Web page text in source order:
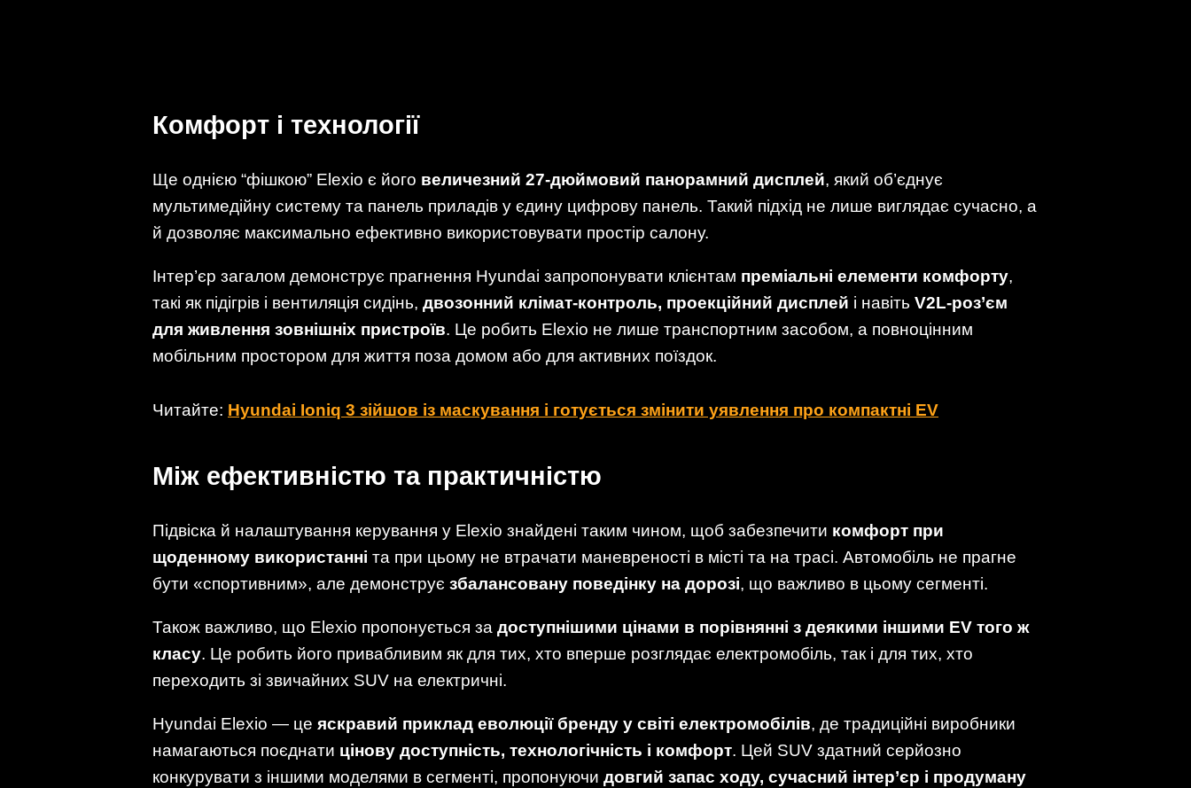
Комфорт і технології
Ще однією “фішкою” Elexio є його величезний 27-дюймовий панорамний дисплей, який об’єднує
мультимедійну систему та панель приладів у єдину цифрову панель. Такий підхід не лише виглядає сучасно, а
й дозволяє максимально ефективно використовувати простір салону.
Інтер’єр загалом демонструє прагнення Hyundai запропонувати клієнтам преміальні елементи комфорту,
такі як підігрів і вентиляція сидінь, двозонний клімат-контроль, проекційний дисплей і навіть V2L-роз’єм
для живлення зовнішніх пристроїв. Це робить Elexio не лише транспортним засобом, а повноцінним
мобільним простором для життя поза домом або для активних поїздок.
Читайте: Hyundai Ioniq 3 зійшов із маскування і готується змінити уявлення про компактні EV
Між ефективністю та практичністю
Підвіска й налаштування керування у Elexio знайдені таким чином, щоб забезпечити комфорт при
щоденному використанні та при цьому не втрачати маневреності в місті та на трасі. Автомобіль не прагне
бути «спортивним», але демонструє збалансовану поведінку на дорозі, що важливо в цьому сегменті.
Також важливо, що Elexio пропонується за доступнішими цінами в порівнянні з деякими іншими EV того ж
класу. Це робить його привабливим як для тих, хто вперше розглядає електромобіль, так і для тих, хто
переходить зі звичайних SUV на електричні.
Hyundai Elexio — це яскравий приклад еволюції бренду у світі електромобілів, де традиційні виробники
намагаються поєднати цінову доступність, технологічність і комфорт. Цей SUV здатний серйозно
конкурувати з іншими моделями в сегменті, пропонуючи довгий запас ходу, сучасний інтер’єр і продуману